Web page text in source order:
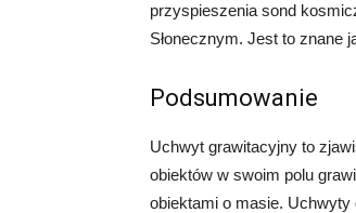
przyspieszenia sond
Słonecznym. Jest to znane
Podsumowanie
Uchwyt grawitacyjny to
obiektów w swoim polu
obiektami o masie.